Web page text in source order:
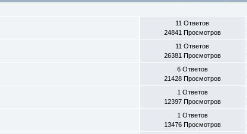
11 Ответов
24841 Просмотров
11 Ответов
26381 Просмотров
6 Ответов
21428 Просмотров
1 Ответов
12397 Просмотров
1 Ответов
13476 Просмотров